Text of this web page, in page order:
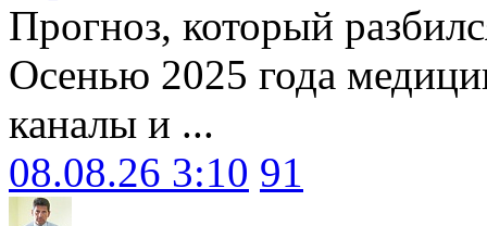
Прогноз, который
Осенью 2025 года
каналы и ...
08.08.26 3:10 91